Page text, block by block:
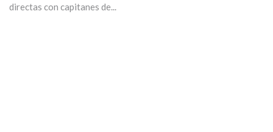
directas con capitanes de...